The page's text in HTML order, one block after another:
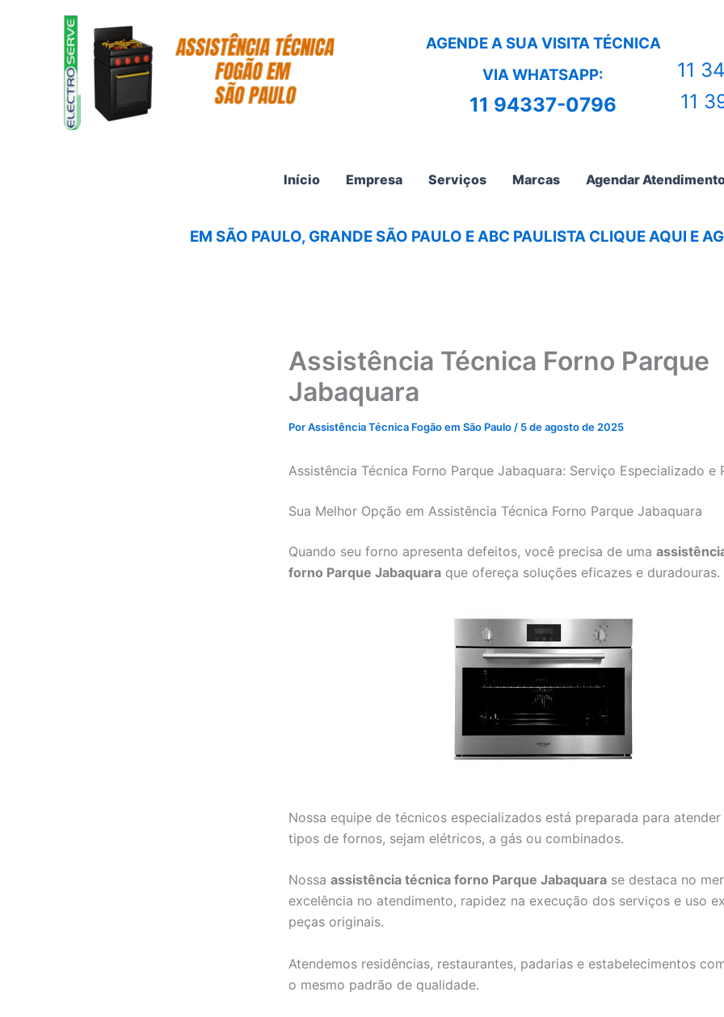
AGENDE A SUA VISITA TÉCNICA
VIA WHATSAPP:
11 94337-0796
11
11
Início Empresa Serviços Marcas Agendar
EM SÃO PAULO, GRANDE SÃO PAULO E ABC PAULISTA CLIQUE AQUI E
Assistência Técnica Forno Parque
Jabaquara
PorAssistência Técnica Fogão em São Paulo/ 5 de agosto de 2025
Assistência Técnica Forno Parque Jabaquara: Serviço Especializado e
Sua Melhor Opção em Assistência Técnica Forno Parque Jabaquara
Quando seu forno apresenta defeitos, você precisa de uma
forno Parque Jabaquara que ofereça soluções eficazes e duradouras.
Nossa equipe de técnicos especializados está preparada para
tipos de fornos, sejam elétricos, a gás ou combinados.
Nossa assistência técnica forno Parque Jabaquara se destaca no
excelência no atendimento, rapidez na execução dos serviços e uso
peças originais.
Atendemos residências, restaurantes, padarias e estabelecimentos
o mesmo padrão de qualidade.